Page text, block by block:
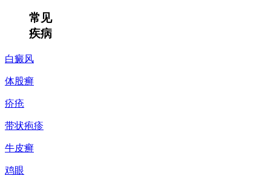
常见
疾病
白癜风
体股癣
疥疮
带状疱疹
牛皮癣
鸡眼